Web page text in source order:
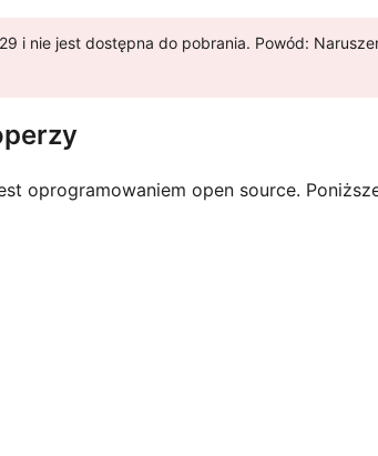
i nie jest dostępna do pobrania. Powód:
oprogramowaniem open source.